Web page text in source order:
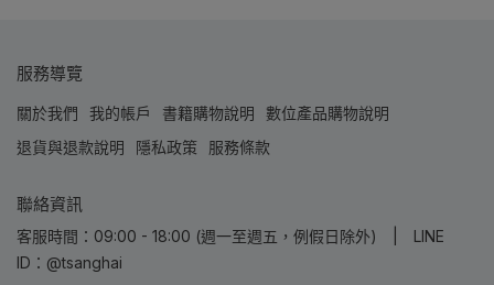
服務導覽
關於我們 我的帳戶 書籍購物說明
數位產品購物說明
退貨與退款說明
隱私政策 服務條款
聯絡資訊
客服時間：09:00 - 18:00 (週一至週五，例假日除外) | LINE
ID：@tsanghai